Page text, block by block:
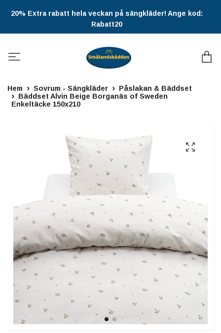
20% Extra rabatt hela veckan på sängkläder! Ange kod:
Rabatt20
Hem Sovrum - Sängkläder
Påslakan & Bäddset
Bäddset Alvin Beige Borganäs of Sweden
Enkeltäcke 150x210